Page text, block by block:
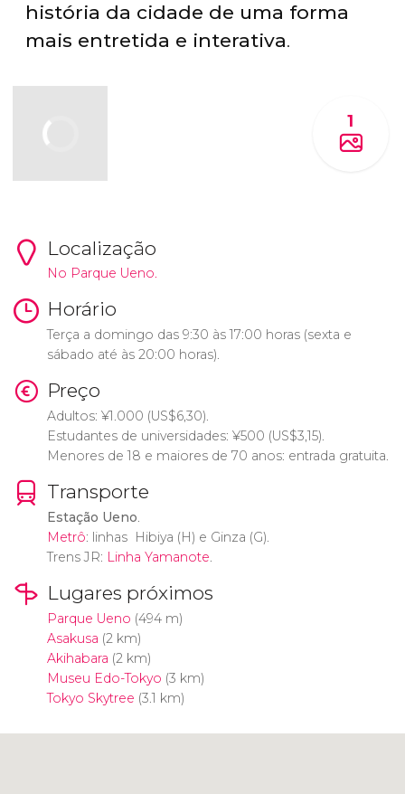
história da cidade de uma forma
mais entretida e interativa.
1
Localização
No Parque Ueno.
Horário
Terça a domingo das 9:30 às 17:00 horas (sexta e
sábado até às 20:00 horas).
Preço
Adultos: ¥1.000 (US$6,30).
Estudantes de universidades: ¥500 (US$3,15).
Menores de 18 e maiores de 70 anos: entrada gratuita.
Transporte
Estação Ueno.
Metrô: linhas Hibiya (H) e Ginza (G).
Trens JR: Linha Yamanote.
Lugares próximos
Parque Ueno (494 m)
Asakusa (2 km)
Akihabara (2 km)
Museu Edo-Tokyo (3 km)
Tokyo Skytree (3.1 km)